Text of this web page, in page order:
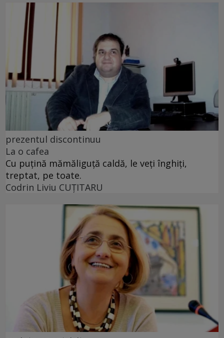
prezentul discontinuu
La o cafea
Cu puţină mămăliguţă caldă, le veţi înghiţi,
treptat, pe toate.
Codrin Liviu CUŢITARU